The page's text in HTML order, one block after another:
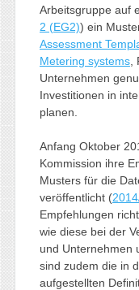
Arbeitsgruppe auf
2 (EG2)) ein
Assessment
Metering systems,
Unternehmen
Investitionen in
planen.
Anfang Oktober
Kommission ihre
Musters für die
veröffentlicht (
Empfehlungen
wie diese bei der
und Unternehmen
sind zudem die in
aufgestellten